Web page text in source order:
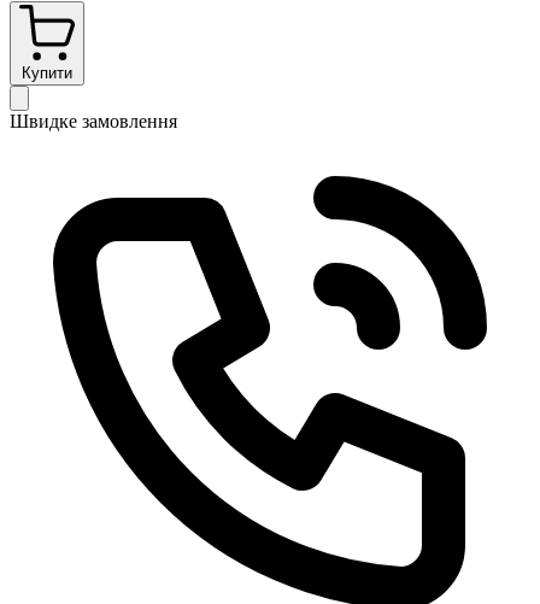
Купити
Швидке замовлення